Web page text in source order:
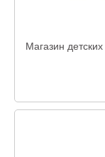
Магазин